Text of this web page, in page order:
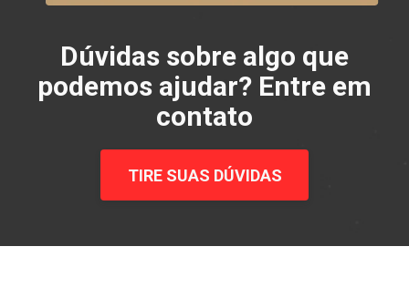
Dúvidas sobre algo que
podemos ajudar? Entre em
contato
TIRE SUAS DÚVIDAS